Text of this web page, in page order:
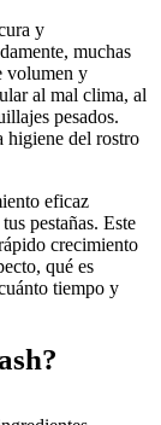
y
muchas
volumen y
al mal clima, al
pesados.
higiene del rostro
eficaz
pestañas. Este
crecimiento
qué es
tiempo y